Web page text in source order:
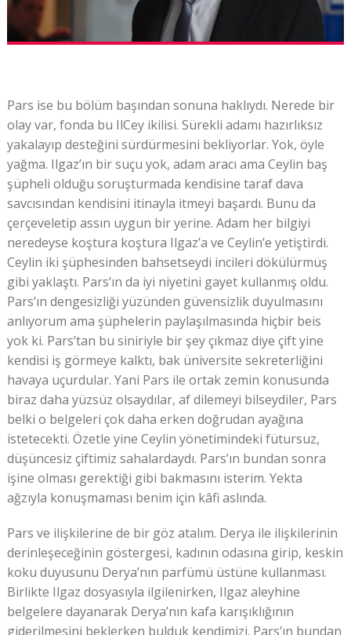
Pars ise bu bölüm başından sonuna haklıydı. Nerede bir
olay var, fonda bu IlCey ikilisi. Sürekli adamı hazırlıksız
yakalayıp desteğini sürdürmesini bekliyorlar. Yok, öyle
yağma. Ilgaz’ın bir suçu yok, adam aracı ama Ceylin baş
şüpheli olduğu soruşturmada kendisine taraf dava
savcısından kendisini itinayla itmeyi başardı. Bunu da
çerçeveletip assın uygun bir yerine. Adam her bilgiyi
neredeyse koştura koştura Ilgaz’a ve Ceylin’e yetiştirdi.
Ceylin iki şüphesinden bahsetseydi incileri dökülürmüş
gibi yaklaştı. Pars’ın da iyi niyetini gayet kullanmış oldu.
Pars’ın dengesizliği yüzünden güvensizlik duyulmasını
anlıyorum ama şüphelerin paylaşılmasında hiçbir beis
yok ki. Pars’tan bu siniriyle bir şey çıkmaz diye çift yine
kendisi iş görmeye kalktı, bak üniversite sekreterliğini
havaya uçurdular. Yani Pars ile ortak zemin konusunda
biraz daha yüzsüz olsaydılar, af dilemeyi bilseydiler, Pars
belki o belgeleri çok daha erken doğrudan ayağına
istetecekti. Özetle yine Ceylin yönetimindeki fütursuz,
düşüncesiz çiftimiz sahalardaydı. Pars’ın bundan sonra
işine olması gerektiği gibi bakmasını isterim. Yekta
ağzıyla konuşmaması benim için kâfi aslında.
Pars ve ilişkilerine de bir göz atalım. Derya ile ilişkilerinin
derinleşeceğinin göstergesi, kadının odasına girip, keskin
koku duyusunu Derya’nın parfümü üstüne kullanması.
Birlikte Ilgaz dosyasıyla ilgilenirken, Ilgaz aleyhine
belgelere dayanarak Derya’nın kafa karışıklığının
giderilmesini beklerken bulduk kendimizi. Pars’ın bundan